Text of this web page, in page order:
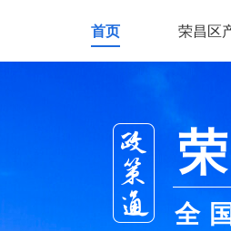
首页 荣昌区
全